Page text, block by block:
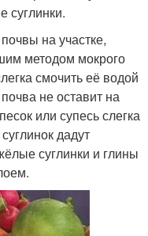
суглинки.
на участке,
методом мокрого
смочить её водой
не оставит на
или супесь слегка
дадут
суглинки и глины